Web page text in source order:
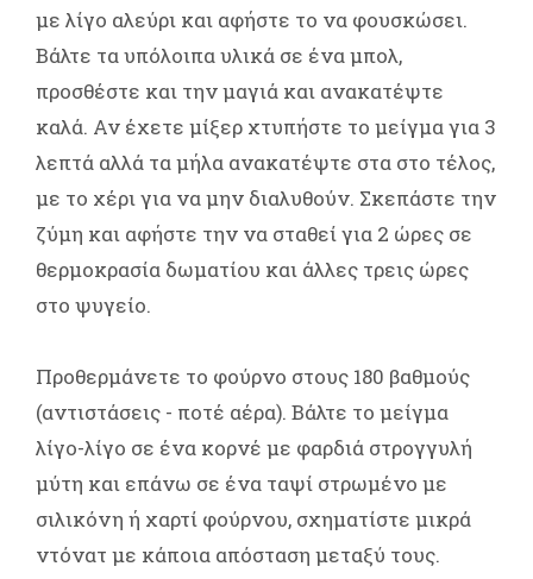
με λίγο αλεύρι και αφήστε το να φουσκώσει.
Βάλτε τα υπόλοιπα υλικά σε ένα μπολ,
προσθέστε και την μαγιά και ανακατέψτε
καλά. Αν έχετε μίξερ χτυπήστε το μείγμα για 3
λεπτά αλλά τα μήλα ανακατέψτε στα στο τέλος,
με το χέρι για να μην διαλυθούν. Σκεπάστε την
ζύμη και αφήστε την να σταθεί για 2 ώρες σε
θερμοκρασία δωματίου και άλλες τρεις ώρες
στο ψυγείο.
Προθερμάνετε το φούρνο στους 180 βαθμούς
(αντιστάσεις - ποτέ αέρα). Βάλτε το μείγμα
λίγο-λίγο σε ένα κορνέ με φαρδιά στρογγυλή
μύτη και επάνω σε ένα ταψί στρωμένο με
σιλικόνη ή χαρτί φούρνου, σχηματίστε μικρά
ντόνατ με κάποια απόσταση μεταξύ τους.